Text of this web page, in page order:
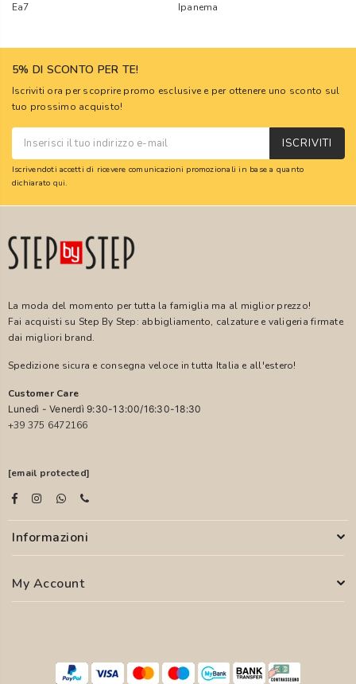
Ea7
Ipanema
5% DI SCONTO PER TE!
Iscriviti ora per scoprire promo esclusive e per ottenere uno sconto sul
tuo prossimo acquisto!
ISCRIVITI
Iscrivendoti accetti di ricevere comunicazioni promozionali in base a quanto
dichiarato qui.
La moda del momento per tutta la famiglia ma al miglior prezzo!
Fai acquisti su Step By Step: abbigliamento, calzature e valigeria firmate
dai migliori brand.
Spedizione sicura e consegna veloce in tutta Italia e all'estero!
Customer Care
Lunedì - Venerdì 9:30-13:00/16:30-18:30
+39 375 6472166
[email protected]
Informazioni
My Account